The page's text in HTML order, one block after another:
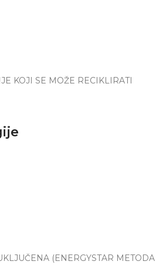
KOJI SE MOŽE RECIKLIRATI
(ENERGYSTAR METODA